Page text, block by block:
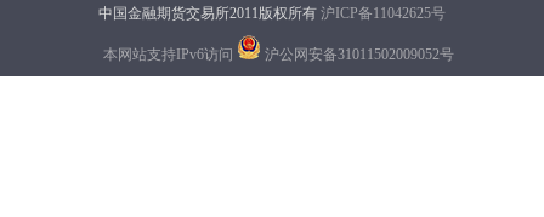
中国金融期货交易所2011版权所有 沪ICP备11042625号
本网站支持IPv6访问 沪公网安备31011502009052号